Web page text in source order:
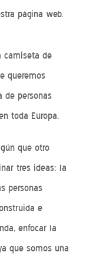
página web.
camiseta de
queremos
de personas
toda Europa.
que otro
tres ideas: la
personas
e
enfocar la
que somos una